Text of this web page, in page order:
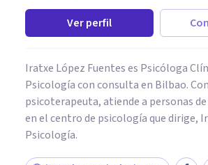
Ver perfil
Iratxe López Fuentes es Psicóloga
Psicología con consulta en Bilbao.
psicoterapeuta, atiende a personas
en el centro de psicología que dirige,
Psicología.